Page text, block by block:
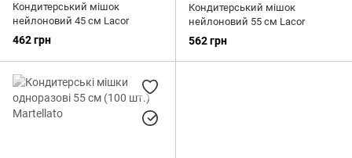
Кондитерський мішок
нейлоновий 45 см Lacor
462 грн
Кондитерський мішок
нейлоновий 55 см Lacor
562 грн